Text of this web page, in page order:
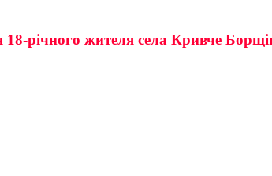
18-річного жителя села Кривче